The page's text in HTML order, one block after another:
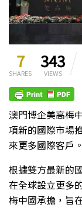
7
SHARES
343
VIEWS
澳門博企美高梅
項新的國際市場
來更多國際客戶。
根據雙方最新的
在全球設立更多
梅中國承擔，旨